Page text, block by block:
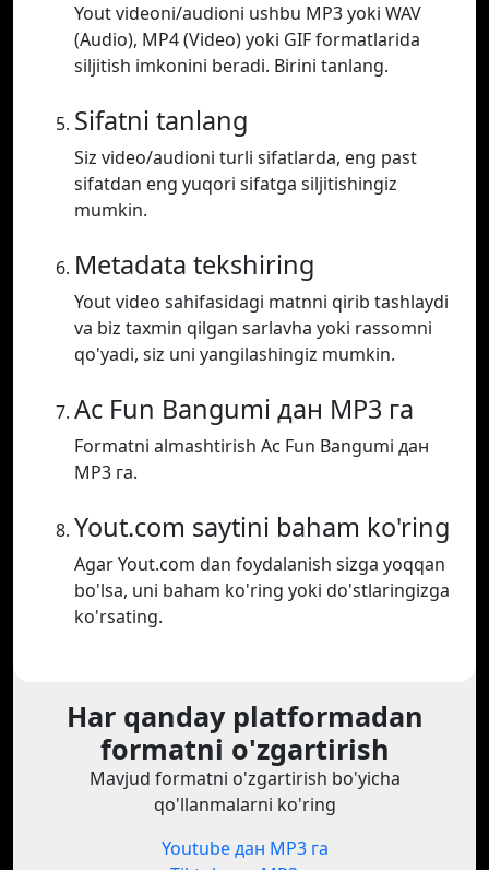
Yout videoni/audioni ushbu MP3 yoki WAV
(Audio), MP4 (Video) yoki GIF formatlarida
siljitish imkonini beradi. Birini tanlang.
Sifatni tanlang
Siz video/audioni turli sifatlarda, eng past
sifatdan eng yuqori sifatga siljitishingiz
mumkin.
Metadata tekshiring
Yout video sahifasidagi matnni qirib tashlaydi
va biz taxmin qilgan sarlavha yoki rassomni
qo'yadi, siz uni yangilashingiz mumkin.
Ac Fun Bangumi дан MP3 га
Formatni almashtirish Ac Fun Bangumi дан
MP3 га.
Yout.com saytini baham ko'ring
Agar Yout.com dan foydalanish sizga yoqqan
bo'lsa, uni baham ko'ring yoki do'stlaringizga
ko'rsating.
Har qanday platformadan
formatni o'zgartirish
Mavjud formatni o'zgartirish bo'yicha
qo'llanmalarni ko'ring
Youtube дан MP3 га